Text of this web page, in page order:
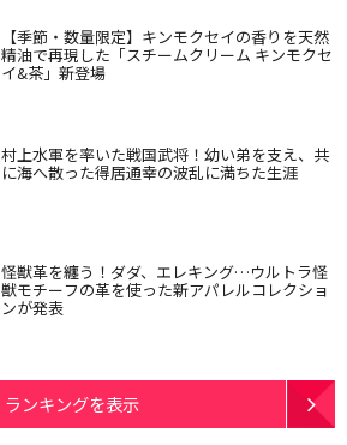
【季節・数量限定】キンモクセイの香りを天然
精油で再現した「スチームクリーム キンモクセ
イ&茶」新登場
村上水軍を率いた戦国武将！幼い弟を支え、共
に海へ散った得居通幸の波乱に満ちた生涯
怪獣革を纏う！ダダ、エレキング…ウルトラ怪
獣モチーフの革を使った新アパレルコレクショ
ンが発表
ランキングを表示